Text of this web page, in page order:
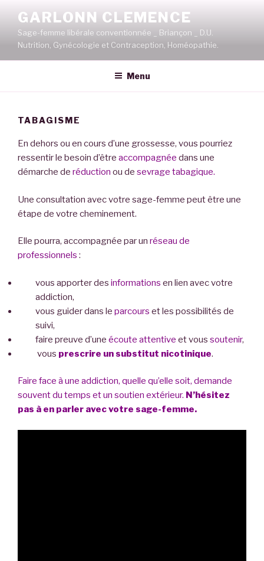
contenu
principal
GARLONN CLEMENCE
Sage-femme libérale conventionnée _ Briançon _ D.U.
Nutrition, Gynécologie et Contraception, Homéopathie.
Menu
TABAGISME
En dehors ou en cours d’une grossesse, vous pourriez
ressentir le besoin d’être accompagnée dans une
démarche de réduction ou de sevrage tabagique.
Une consultation avec votre sage-femme peut être une
étape de votre cheminement.
Elle pourra, accompagnée par un réseau de
professionnels :
vous apporter des informations en lien avec votre
addiction,
vous guider dans le parcours et les possibilités de
suivi,
faire preuve d’une écoute attentive et vous soutenir,
vous prescrire un substitut nicotinique.
Faire face à une addiction, quelle qu’elle soit, demande
souvent du temps et un soutien extérieur. N’hésitez
pas à en parler avec votre sage-femme.